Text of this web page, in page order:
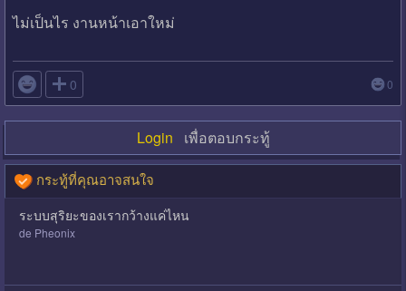
ไม่เป็นไร งานหน้าเอาใหม่
 0 0
Login เพื่อตอบกระทู้
กระทู้ที่คุณอาจสนใจ
ระบบสุริยะของเรากว้างแค่ไหน
de Pheonix